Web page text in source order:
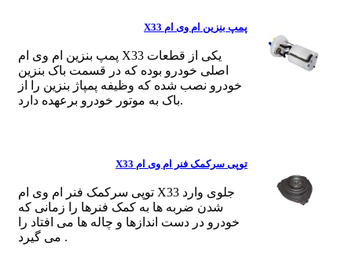
پمپ بنزین ام وی ام X33
پمپ بنزین ام وی ام X33 یکی از قطعات
اصلی خودرو بوده که در قسمت باک بنزین
خودرو نصب شده که وظیفه پمپاژ بنزین را از
باک به موتور خودرو برعهده دارد.
توپی سرکمک فنر ام وی ام X33
توپی سرکمک فنر ام وی ام X33 جلوی وارد
شدن ضربه ها به کمک فنرها را زمانی که
خودرو در دست اندازها و چاله ها می افتاد را
می گیرد .